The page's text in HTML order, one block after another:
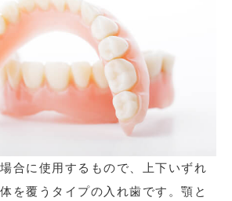
合に使用するもので、上下いずれ
を覆うタイプの入れ歯です。顎と